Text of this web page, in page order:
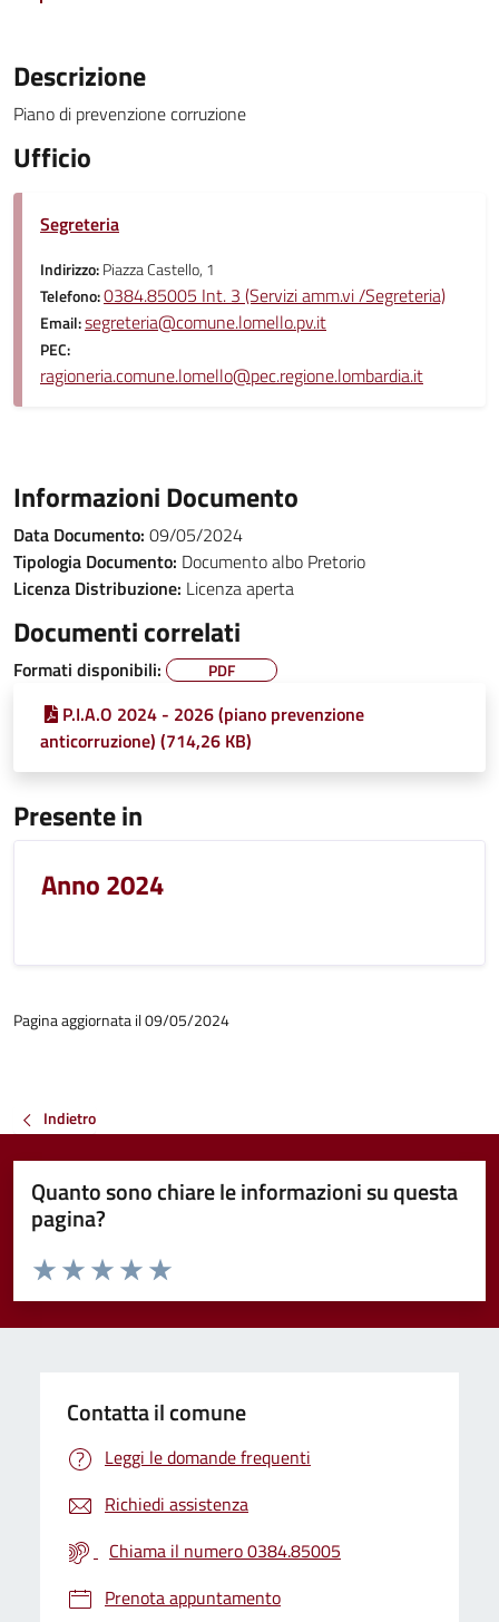
Descrizione
Piano di prevenzione corruzione
Ufficio
Segreteria
Indirizzo:Piazza Castello, 1
Telefono:0384.85005 Int. 3 (Servizi amm.vi /Segreteria)
Email:segreteria@comune.lomello.pv.it
PEC:
ragioneria.comune.lomello@pec.regione.lombardia.it
Informazioni Documento
Data Documento: 09/05/2024
Tipologia Documento: Documento albo Pretorio
Licenza Distribuzione: Licenza aperta
Documenti correlati
Formati disponibili: PDF
P.I.A.O 2024 - 2026 (piano prevenzione
anticorruzione) (714,26 KB)
Presente in
Anno 2024
Pagina aggiornata il 09/05/2024
Indietro
Quanto sono chiare le informazioni su questa
pagina?
Valuta da 1 a 5 stelle la pagina
Valuta 5 stelle su 5
Valuta 4 stelle su 5
Valuta 3 stelle su 5
Valuta 2 stelle su 5
Valuta 1 stelle su 5
Contatta il comune
Leggi le domande frequenti
Richiedi assistenza
Chiama il numero 0384.85005
Prenota appuntamento